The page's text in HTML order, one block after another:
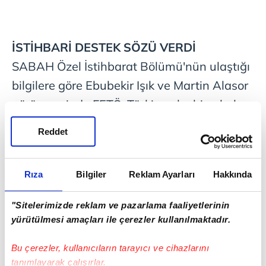
Rıza Bilgiler Reklam Ayarları Hakkında
"Sitelerimizde reklam ve pazarlama faaliyetlerinin
yürütülmesi amaçları ile çerezler kullanılmaktadır.
Bu çerezler, kullanıcıların tarayıcı ve cihazlarını
tanımlayarak çalışırlar.
Reddet
İSTİHBARİ DESTEK SÖZÜ VERDİ
SABAH Özel İstihbarat Bölümü'nün ulaştığı
bilgilere göre Ebubekir Işık ve Martin Alasor
görüşmesinde FETÖ, Türkiye aleyhine belge,
bilgi temini için PKK'ya destek sözü verdi.
Lobi faaliyetleri başta olmak üzere Türkiye
aleyhtarı operasyonlarda FETÖ ve PKK'nın
işbirliğinin artırılması kararı alındı.
Görüşmede Ebubekir Işık, FETÖ'nün PKK'nın
Avrupa'daki Türkiye karşıtı propaganda
desteği sağlamaya hazır olduğunu belirtti.